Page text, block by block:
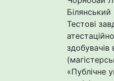
Тестові
здобувачів
«Публічне